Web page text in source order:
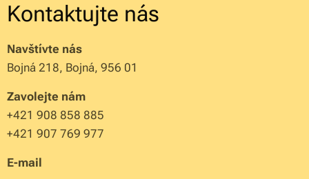
Kontaktujte nás
Navštívte nás
Bojná 218, Bojná, 956 01
Zavolejte nám
+421 908 858 885
+421 907 769 977
E-mail